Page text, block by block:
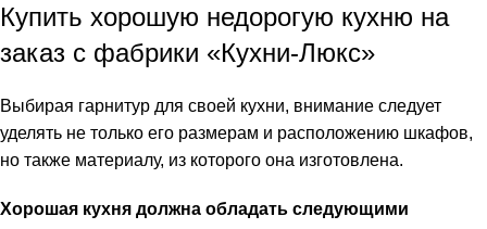
Купить хорошую недорогую кухню на
заказ с фабрики «Кухни-Люкс»
Выбирая гарнитур для своей кухни, внимание следует
уделять не только его размерам и расположению шкафов,
но также материалу, из которого она изготовлена.
Хорошая кухня должна обладать следующими